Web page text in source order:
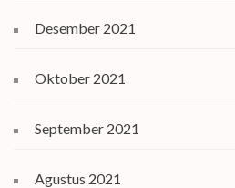
Desember 2021
Oktober 2021
September 2021
Agustus 2021